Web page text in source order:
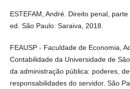
ESTEFAM, André. Direito penal, parte
ed. São Paulo: Saraiva, 2018.
FEAUSP - Faculdade de Economia,
Contabilidade da Universidade de
da administração pública: poderes,
responsabilidades do servidor. São